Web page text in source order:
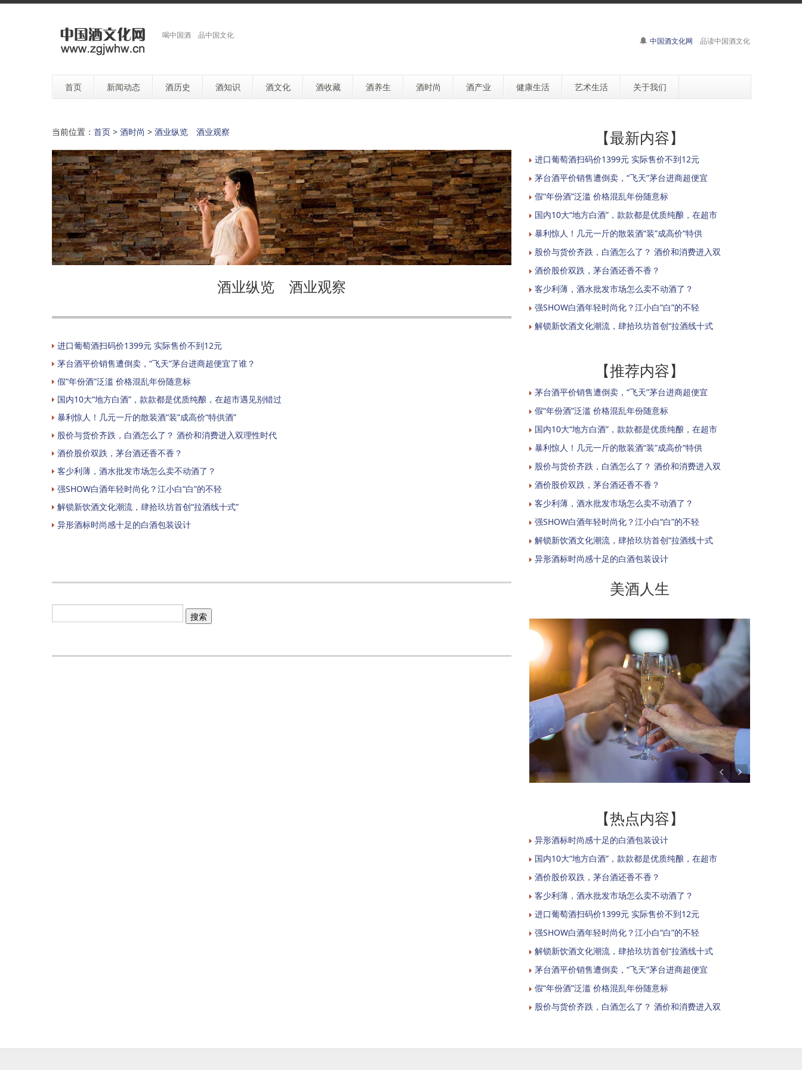
喝中国酒 品中国文化
中国酒文化网 品读中国酒文化
首页 新闻动态 酒历史 酒知识 酒文化 酒收藏 酒养生 酒时尚 酒产业 健康生活 艺术生活 关于我们
当前位置： 首页 > 酒时尚 > 酒业纵览 酒业观察
酒业纵览 酒业观察
进口葡萄酒扫码价1399元 实际售价不到12元
茅台酒平价销售遭倒卖，“飞天”茅台进商超便宜了谁？
假“年份酒”泛滥 价格混乱年份随意标
国内10大“地方白酒”，款款都是优质纯酿，在超市遇见别错过
暴利惊人！几元一斤的散装酒“装”成高价“特供酒”
股价与货价齐跌，白酒怎么了？ 酒价和消费进入双理性时代
酒价股价双跌，茅台酒还香不香？
客少利薄，酒水批发市场怎么卖不动酒了？
强SHOW白酒年轻时尚化？江小白“白”的不轻
解锁新饮酒文化潮流，肆拾玖坊首创“拉酒线十式”
异形酒标时尚感十足的白酒包装设计
【最新内容】
进口葡萄酒扫码价1399元 实际售价不到12元
茅台酒平价销售遭倒卖，“飞天”茅台进商超便宜
假“年份酒”泛滥 价格混乱年份随意标
国内10大“地方白酒”，款款都是优质纯酿，在超市
暴利惊人！几元一斤的散装酒“装”成高价“特供
股价与货价齐跌，白酒怎么了？ 酒价和消费进入双
酒价股价双跌，茅台酒还香不香？
客少利薄，酒水批发市场怎么卖不动酒了？
强SHOW白酒年轻时尚化？江小白“白”的不轻
解锁新饮酒文化潮流，肆拾玖坊首创“拉酒线十式
【推荐内容】
茅台酒平价销售遭倒卖，“飞天”茅台进商超便宜
假“年份酒”泛滥 价格混乱年份随意标
国内10大“地方白酒”，款款都是优质纯酿，在超市
暴利惊人！几元一斤的散装酒“装”成高价“特供
股价与货价齐跌，白酒怎么了？ 酒价和消费进入双
酒价股价双跌，茅台酒还香不香？
客少利薄，酒水批发市场怎么卖不动酒了？
强SHOW白酒年轻时尚化？江小白“白”的不轻
解锁新饮酒文化潮流，肆拾玖坊首创“拉酒线十式
异形酒标时尚感十足的白酒包装设计
美酒人生
【热点内容】
异形酒标时尚感十足的白酒包装设计
国内10大“地方白酒”，款款都是优质纯酿，在超市
酒价股价双跌，茅台酒还香不香？
客少利薄，酒水批发市场怎么卖不动酒了？
进口葡萄酒扫码价1399元 实际售价不到12元
强SHOW白酒年轻时尚化？江小白“白”的不轻
解锁新饮酒文化潮流，肆拾玖坊首创“拉酒线十式
茅台酒平价销售遭倒卖，“飞天”茅台进商超便宜
假“年份酒”泛滥 价格混乱年份随意标
股价与货价齐跌，白酒怎么了？ 酒价和消费进入双